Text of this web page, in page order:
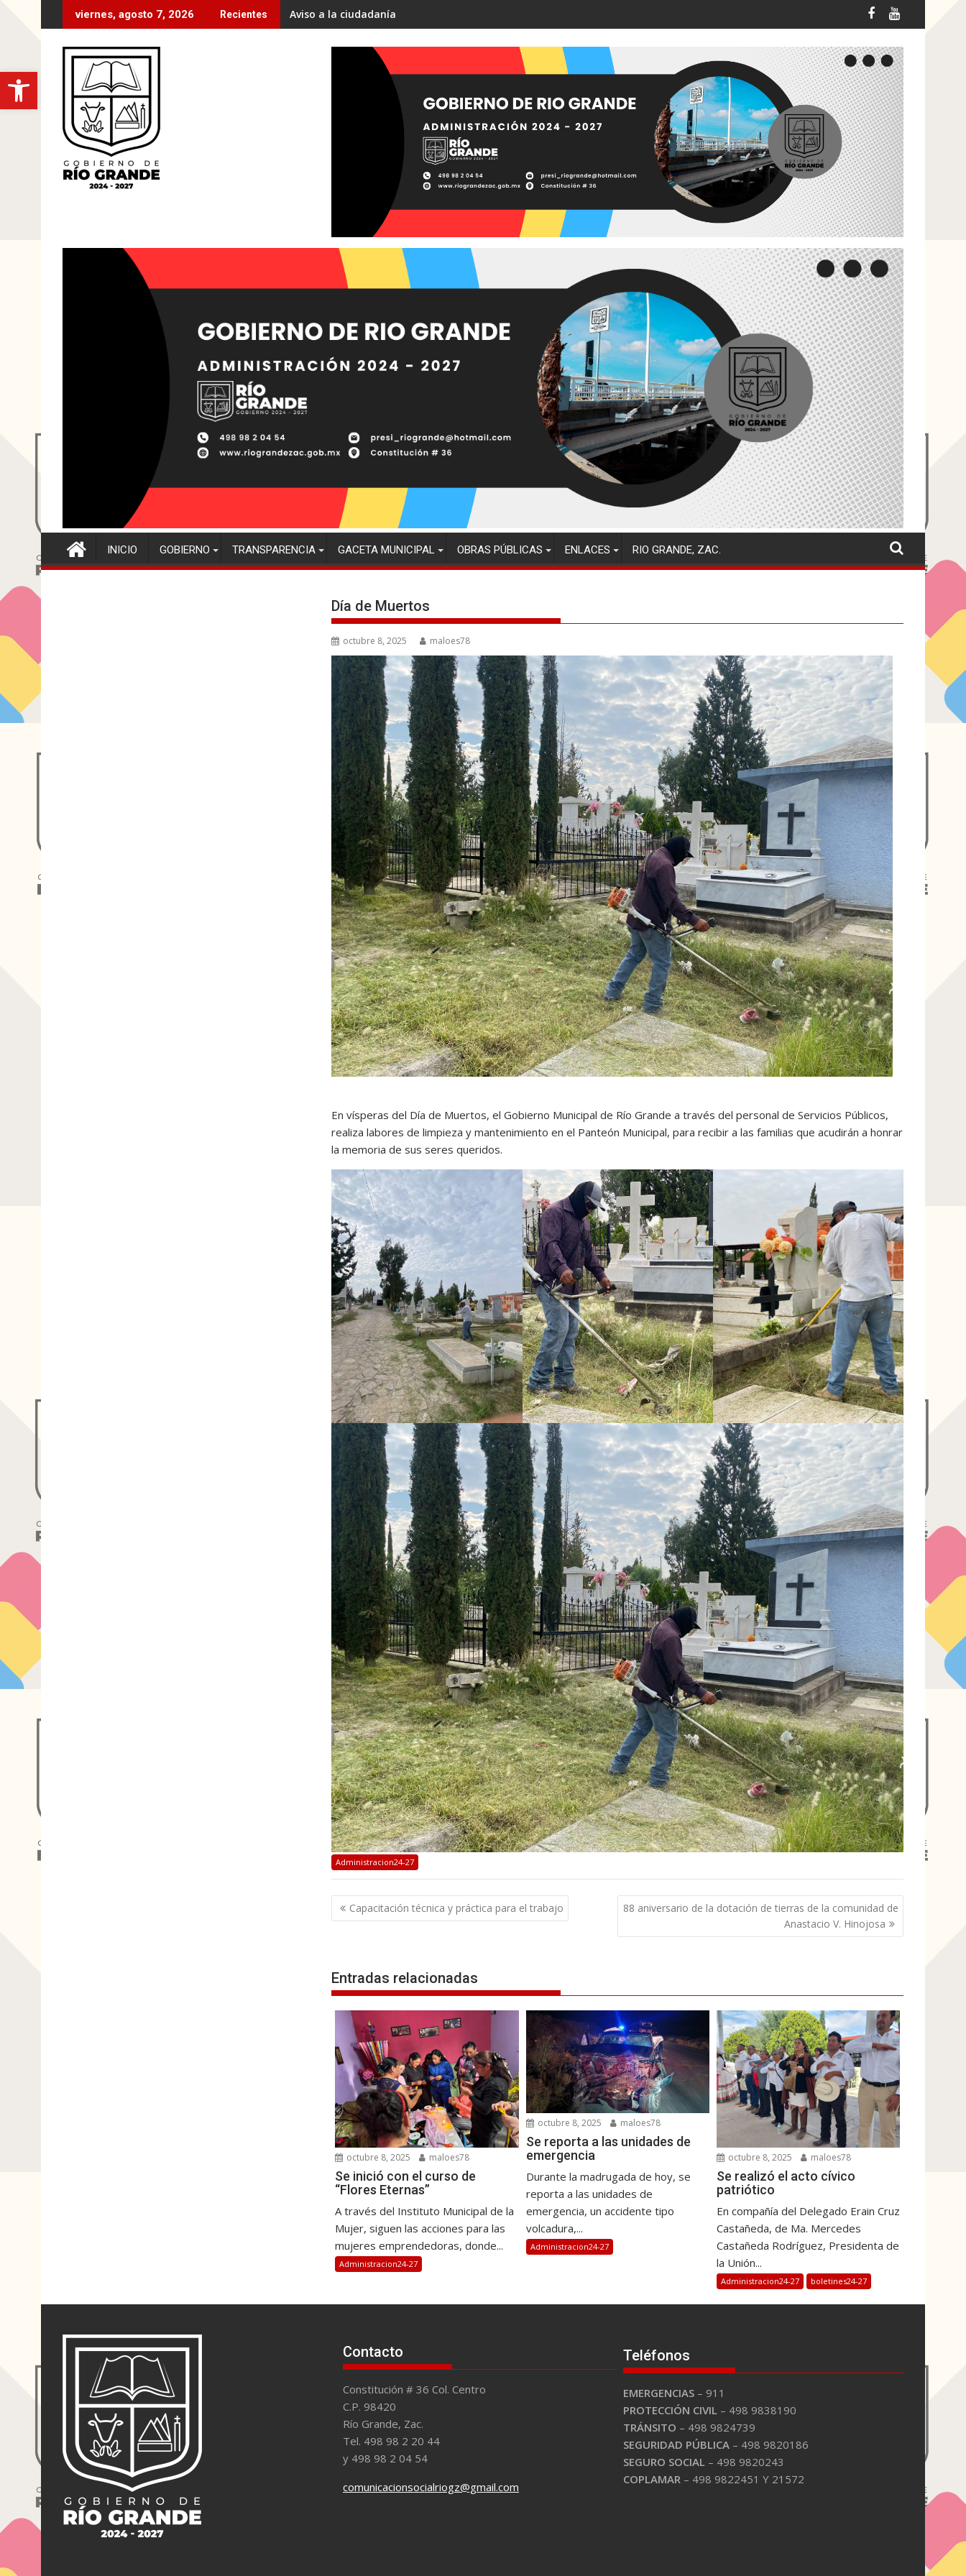
Open toolbar
al
viernes, agosto 7, 2026 Recientes Aviso a la ciudadanía
INICIO GOBIERNO TRANSPARENCIA GACETA MUNICIPAL OBRAS PÚBLICAS ENLACES RIO GRANDE, ZAC.
Día de Muertos
octubre 8, 2025 maloes78
En vísperas del Día de Muertos, el Gobierno Municipal de Río Grande a través del personal de Servicios Públicos,
realiza labores de limpieza y mantenimiento en el Panteón Municipal, para recibir a las familias que acudirán a honrar
la memoria de sus seres queridos.
Administracion24-27
Navegación
de
Capacitación técnica y práctica para el trabajo
88 aniversario de la dotación de tierras de la comunidad de
Anastacio V. Hinojosa
Entradas relacionadas
octubre 8, 2025 maloes78
Se inició con el curso de
“Flores Eternas”
A través del Instituto Municipal de la
Mujer, siguen las acciones para las
mujeres emprendedoras, donde...
Administracion24-27
octubre 8, 2025 maloes78
Se reporta a las unidades de
emergencia
Durante la madrugada de hoy, se
reporta a las unidades de
emergencia, un accidente tipo
volcadura,...
Administracion24-27
octubre 8, 2025 maloes78
Se realizó el acto cívico
patriótico
En compañía del Delegado Erain Cruz
Castañeda, de Ma. Mercedes
Castañeda Rodríguez, Presidenta de
la Unión...
Administracion24-27 boletines24-27
Contacto
Constitución # 36 Col. Centro
C.P. 98420
Río Grande, Zac.
Tel. 498 98 2 20 44
y 498 98 2 04 54
comunicacionsocialriogz@gmail.com
Teléfonos
EMERGENCIAS– 911
PROTECCIÓN CIVIL– 498 9838190
TRÁNSITO – 498 9824739
SEGURIDAD PÚBLICA– 498 9820186
SEGURO SOCIAL– 498 9820243
COPLAMAR– 498 9822451 Y 21572